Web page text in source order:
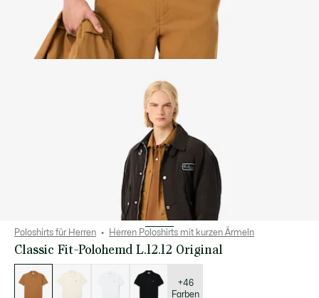
Poloshirts für Herren Herren Poloshirts mit kurzen Ärmeln
Classic Fit-Polohemd L.12.12 Original
der
Varianten
+46
Farben